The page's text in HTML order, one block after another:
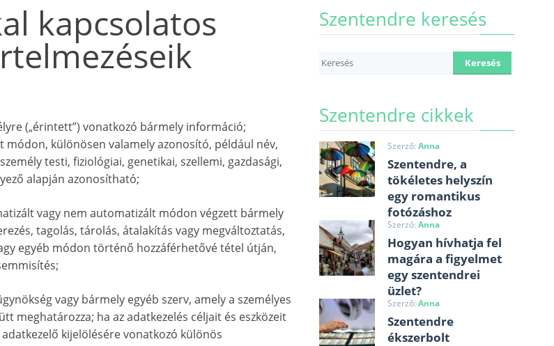
kapcsolatos
(„érintett”) vonatkozó bármely információ;
módon, különösen valamely azonosító, például név,
testi, fiziológiai, genetikai, szellemi, gazdasági,
alapján azonosítható;
vagy nem automatizált módon végzett bármely
tagolás, tárolás, átalakítás vagy megváltoztatás,
egyéb módon történő hozzáférhetővé tétel útján,
vagy bármely egyéb szerv, amely a személyes
meghatározza; ha az adatkezelés céljait és eszközeit
kijelölésére vonatkozó különös
Szentendre keresés
Szentendre cikkek
Szerző: Anna
Szentendre, a
tökéletes helyszín
egy romantikus
fotózáshoz
Szerző: Anna
Hogyan hívhatja fel
magára a figyelmet
egy szentendrei
üzlet?
Szerző: Anna
Szentendre
ékszerbolt